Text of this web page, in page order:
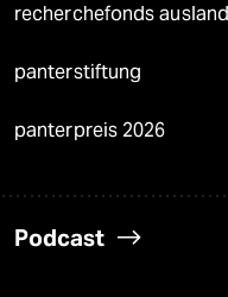
recherchefonds ausland
panterstiftung
panterpreis 2026
Podcast